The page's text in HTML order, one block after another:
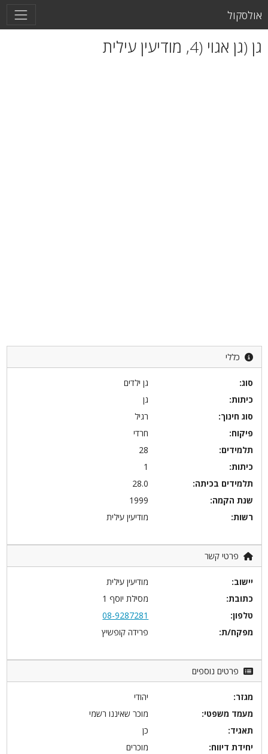
אולסקול
גן (גן אגוי (4, מודיעין עילית
כללי
סוג:
גן ילדים
כיתות:
גן
סוג חינוך:
רגיל
פיקוח:
חרדי
תלמידים:
28
כיתות:
1
תלמידים בכיתה:
28.0
שנת הקמה:
1999
רשות:
מודיעין עילית
פרטי קשר
יישוב:
מודיעין עילית
כתובת:
מסילת יוסף 1
טלפון:
08-9287281
מפקח/ת:
פרידה קופשיץ
פרטים נוספים
מגזר:
יהודי
מעמד משפטי:
מוכר שאיננו רשמי
תאגיד:
כן
יחידת דיווח:
מוכרים